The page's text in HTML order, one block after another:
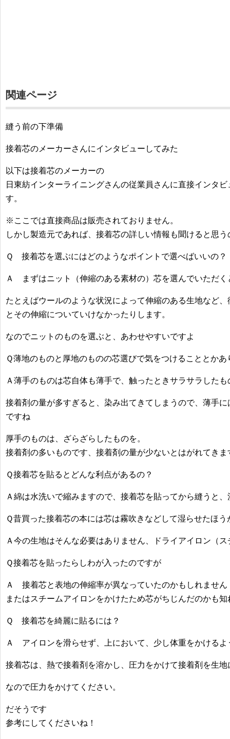
関連ページ
縫う前の下準備
接着芯のメーカーさんにインタビューしてみた
以下は接着芯のメーカーの
日東紡インターライニングさんの従業員さんに直接インタ
す。
※ここでは直接商品は販売されておりません。
しかし製造元であれば、接着芯の詳しい情報も聞けると思
Ｑ 接着芯を選ぶにはどのようなポイントで選べばいいの？
Ａ まずはニット（伸縮のある素材の）芯を選んでいただ
たとえばウールのような状況によって伸縮のある生地など
とその伸縮についていけなかったりします。
なのでニットのものを選ぶと、あわせやすいですよ
Ｑ薄地のものと厚地のものの芯選びで気をつけることとかあ
Ａ薄手のものは芯自体も薄手で、触ったときサラサラした
接着剤の量が多すぎると、染み出てきてしまうので、薄手
ですね
厚手のものは、ざらざらしたものを。
接着剤の多いものです、接着剤の量が少ないとはがれてきま
Ｑ接着芯を貼るとどんな利点があるの？
Ａ綿は水洗いで縮みますので、接着芯を貼ってから縫うと
Ｑ昔買った接着芯の本には芯は霧吹きなどして湿らせたほ
Ａ今の生地はそんな必要はありません、ドライアイロン（
Ｑ接着芯を貼ったらしわが入ったのですが
Ａ 接着芯と表地の伸縮率が異なっていたのかもしれません
またはスチームアイロンをかけたため芯がちじんだのかも知
Ｑ 接着芯を綺麗に貼るには？
Ａ アイロンを滑らせず、上において、少し体重をかける
接着芯は、熱で接着剤を溶かし、圧力をかけて接着剤を生
なので圧力をかけてください。
だそうです
参考にしてくださいね！